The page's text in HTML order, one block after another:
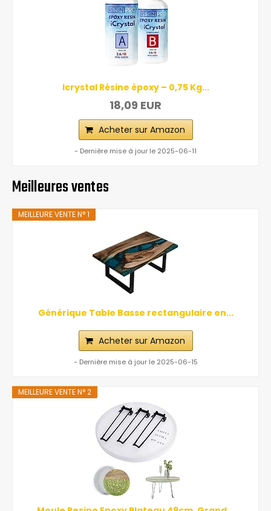
Icrystal Résine èpoxy – 0,75 Kg...
18,09 EUR
Acheter sur Amazon
- Dernière mise à jour le 2025-06-11
Meilleures ventes
MEILLEURE VENTE N° 1
Générique Table Basse rectangulaire en...
Acheter sur Amazon
- Dernière mise à jour le 2025-06-15
MEILLEURE VENTE N° 2